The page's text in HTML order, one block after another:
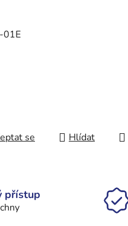
se Hlídat
přístup